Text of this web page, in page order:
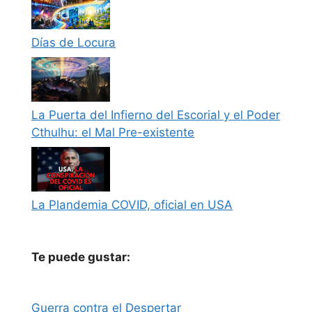
Días de Locura
La Puerta del Infierno del Escorial y el Poder
Cthulhu: el Mal Pre-existente
La Plandemia COVID, oficial en USA
Te puede gustar:
Guerra contra el Despertar